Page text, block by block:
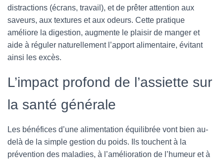
distractions (écrans, travail), et de prêter attention aux
saveurs, aux textures et aux odeurs. Cette pratique
améliore la digestion, augmente le plaisir de manger et
aide à réguler naturellement l’apport alimentaire, évitant
ainsi les excès.
L’impact profond de l’assiette sur
la santé générale
Les bénéfices d’une alimentation équilibrée vont bien au-
delà de la simple gestion du poids. Ils touchent à la
prévention des maladies, à l’amélioration de l’humeur et à